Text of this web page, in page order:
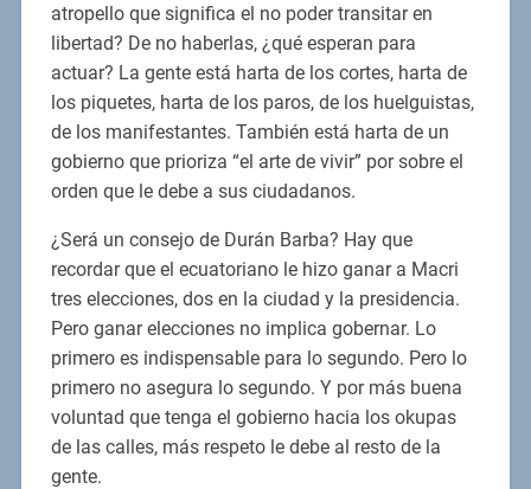
atropello que significa el no poder transitar en
libertad? De no haberlas, ¿qué esperan para
actuar? La gente está harta de los cortes, harta de
los piquetes, harta de los paros, de los huelguistas,
de los manifestantes. También está harta de un
gobierno que prioriza “el arte de vivir” por sobre el
orden que le debe a sus ciudadanos.
¿Será un consejo de Durán Barba? Hay que
recordar que el ecuatoriano le hizo ganar a Macri
tres elecciones, dos en la ciudad y la presidencia.
Pero ganar elecciones no implica gobernar. Lo
primero es indispensable para lo segundo. Pero lo
primero no asegura lo segundo. Y por más buena
voluntad que tenga el gobierno hacia los okupas
de las calles, más respeto le debe al resto de la
gente.